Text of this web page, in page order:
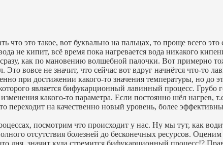
что это такое, вот буквально на пальцах, то проще всего
не кипит, всё время пока нагревается вода никакого
как по мановению волшебной палочки. Вот примерно
вовсе не значит, что сейчас вот вдруг начнётся что-то
при достижении какого-то значения температуры, но до
является бифукарционный лавинный процесс.
какого-то параметра. Если постоянно шёл нагрев,
переходит на качественно новый уровень, более
посмотрим что происходит у нас. Ну мы тут, как
отсутствия болезней до бесконечных ресурсов.
дня, значит куда стремится бифукарционный процесс!?